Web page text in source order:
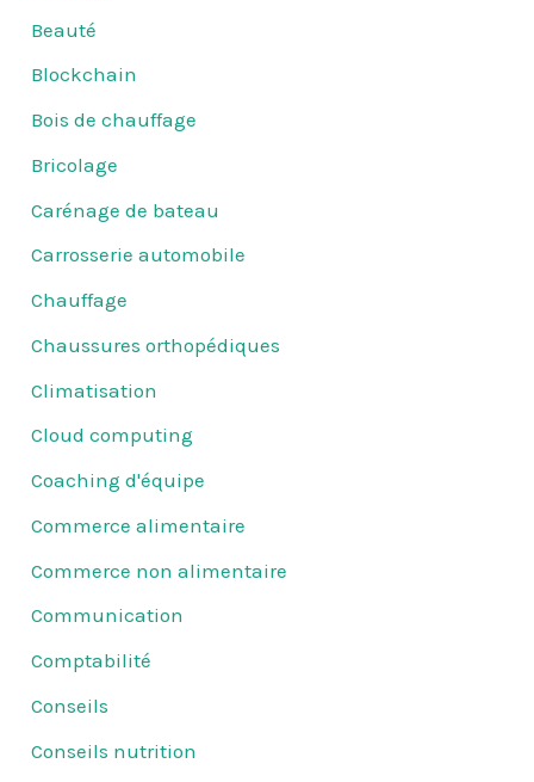
Beauté
Blockchain
Bois de chauffage
Bricolage
Carénage de bateau
Carrosserie automobile
Chauffage
Chaussures orthopédiques
Climatisation
Cloud computing
Coaching d'équipe
Commerce alimentaire
Commerce non alimentaire
Communication
Comptabilité
Conseils
Conseils nutrition